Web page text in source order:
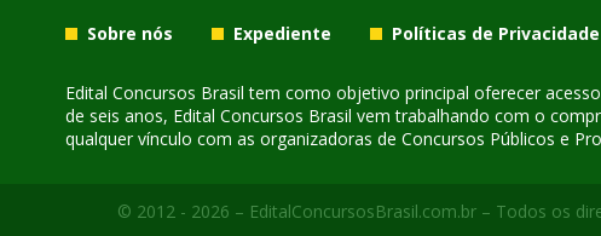
Sobre nós Expediente Políticas de Privacidade
Edital Concursos Brasil tem como objetivo principal oferecer
de seis anos, Edital Concursos Brasil vem trabalhando com o
qualquer vínculo com as organizadoras de Concursos Públicos e
© 2012 - 2026 – EditalConcursosBrasil.com.br – Todos os